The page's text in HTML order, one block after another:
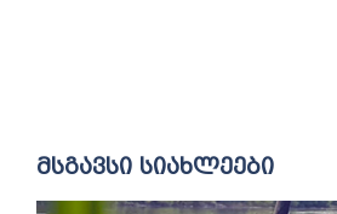
მსგავსი სიახლეები